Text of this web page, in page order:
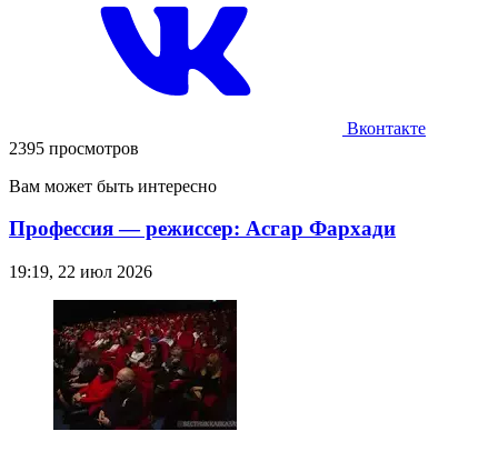
Вконтакте
2395 просмотров
Вам может быть интересно
Профессия — режиссер: Асгар Фархади
19:19, 22 июл 2026